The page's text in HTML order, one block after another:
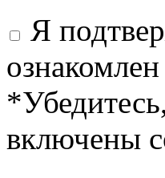
Я
включены